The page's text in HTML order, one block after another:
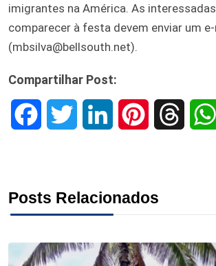
imigrantes na América. As
comparecer à festa devem enviar um
(mbsilva@bellsouth.net).
Compartilhar Post:
e t k t
Posts Relacionados